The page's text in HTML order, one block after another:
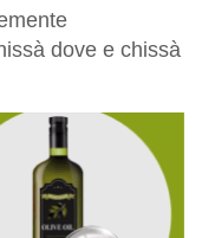
dove e chissà